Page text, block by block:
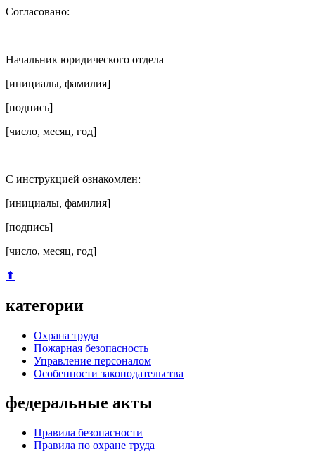
Согласовано:
Начальник юридического отдела
[инициалы, фамилия]
[подпись]
[число, месяц, год]
С инструкцией ознакомлен:
[инициалы, фамилия]
[подпись]
[число, месяц, год]
⬆
категории
Охрана труда
Пожарная безопасность
Управление персоналом
Особенности законодательства
федеральные акты
Правила безопасности
Правила по охране труда